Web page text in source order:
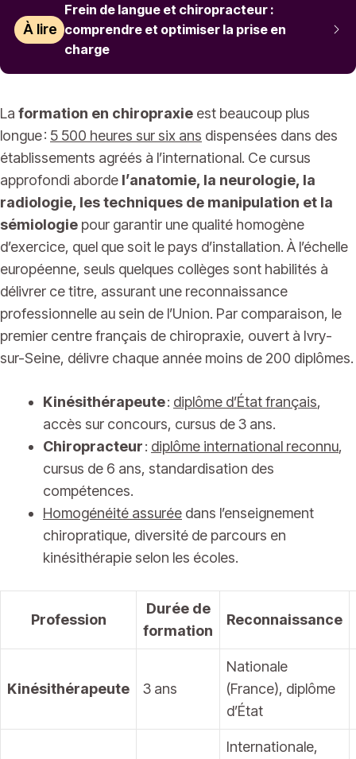
À lire
Frein de langue et chiropracteur :
comprendre et optimiser la prise en
charge
La formation en chiropraxie est beaucoup plus
longue : 5 500 heures sur six ans dispensées dans des
établissements agréés à l’international. Ce cursus
approfondi aborde l’anatomie, la neurologie, la
radiologie, les techniques de manipulation et la
sémiologie pour garantir une qualité homogène
d’exercice, quel que soit le pays d’installation. À l’échelle
européenne, seuls quelques collèges sont habilités à
délivrer ce titre, assurant une reconnaissance
professionnelle au sein de l’Union. Par comparaison, le
premier centre français de chiropraxie, ouvert à Ivry-
sur-Seine, délivre chaque année moins de 200 diplômes.
Kinésithérapeute: diplôme d’État français,
accès sur concours, cursus de 3 ans.
Chiropracteur: diplôme international reconnu,
cursus de 6 ans, standardisation des
compétences.
Homogénéité assurée dans l’enseignement
chiropratique, diversité de parcours en
kinésithérapie selon les écoles.
Profession
Durée de
formation
Reconnaissance
Kinésithérapeute 3 ans
Nationale
(France), diplôme
d’État
Internationale,